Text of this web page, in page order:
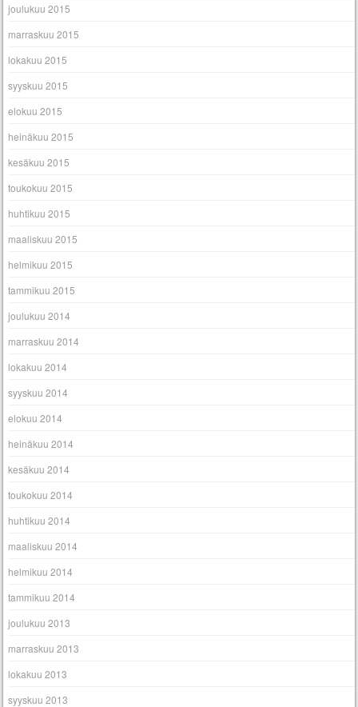
joulukuu 2015
marraskuu 2015
lokakuu 2015
syyskuu 2015
elokuu 2015
heinäkuu 2015
kesäkuu 2015
toukokuu 2015
huhtikuu 2015
maaliskuu 2015
helmikuu 2015
tammikuu 2015
joulukuu 2014
marraskuu 2014
lokakuu 2014
syyskuu 2014
elokuu 2014
heinäkuu 2014
kesäkuu 2014
toukokuu 2014
huhtikuu 2014
maaliskuu 2014
helmikuu 2014
tammikuu 2014
joulukuu 2013
marraskuu 2013
lokakuu 2013
syyskuu 2013